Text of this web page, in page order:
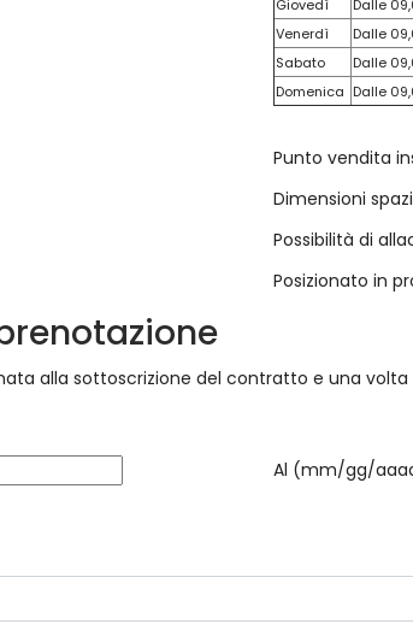
Giovedì
Dalle
Venerdì
Dalle
Sabato
Dalle
Domenica Dalle
Punto vendita
Dimensioni
Possibilità di
Posizionato in
alla sottoscrizione del contratto e una
Al (mm/gg/